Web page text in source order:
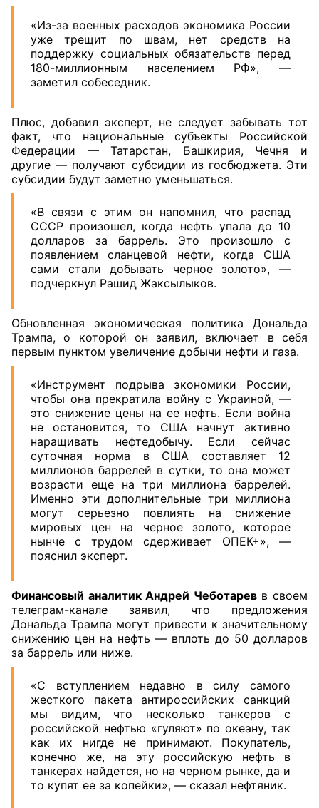
«Из-за военных расходов экономика России
уже трещит по швам, нет средств на
поддержку социальных обязательств перед
180-миллионным населением РФ», —
заметил собеседник.
Плюс, добавил эксперт, не следует забывать тот
факт, что национальные субъекты Российской
Федерации — Татарстан, Башкирия, Чечня и
другие — получают субсидии из госбюджета. Эти
субсидии будут заметно уменьшаться.
«В связи с этим он напомнил, что распад
СССР произошел, когда нефть упала до 10
долларов за баррель. Это произошло с
появлением сланцевой нефти, когда США
сами стали добывать черное золото», —
подчеркнул Рашид Жаксылыков.
Обновленная экономическая политика Дональда
Трампа, о которой он заявил, включает в себя
первым пунктом увеличение добычи нефти и газа.
«Инструмент подрыва экономики России,
чтобы она прекратила войну с Украиной, —
это снижение цены на ее нефть. Если война
не остановится, то США начнут активно
наращивать нефтедобычу. Если сейчас
суточная норма в США составляет 12
миллионов баррелей в сутки, то она может
возрасти еще на три миллиона баррелей.
Именно эти дополнительные три миллиона
могут серьезно повлиять на снижение
мировых цен на черное золото, которое
нынче с трудом сдерживает ОПЕК+», —
пояснил эксперт.
Финансовый аналитик Андрей Чеботаревв своем
телеграм-канале заявил, что предложения
Дональда Трампа могут привести к значительному
снижению цен на нефть — вплоть до 50 долларов
за баррель или ниже.
«С вступлением недавно в силу самого
жесткого пакета антироссийских санкций
мы видим, что несколько танкеров с
российской нефтью «гуляют» по океану, так
как их нигде не принимают. Покупатель,
конечно же, на эту российскую нефть в
танкерах найдется, но на черном рынке, да и
то купят ее за копейки», — сказал нефтяник.